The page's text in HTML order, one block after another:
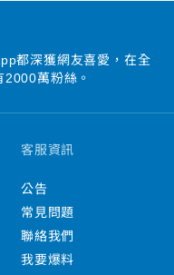
都深獲網友喜愛，在全
萬粉絲。
客服資訊
公告
常見問題
聯絡我們
我要爆料